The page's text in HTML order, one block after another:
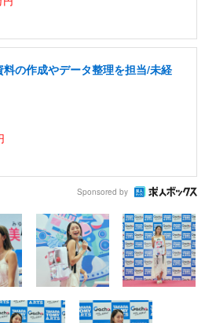
の作成やデータ整理を担当/未経
Sponsored by